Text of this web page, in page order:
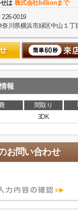
は 株式会社billionまで
226-0019
奈川県横浜市緑区中山１丁
報
間取り
3DK
お問い合わせ